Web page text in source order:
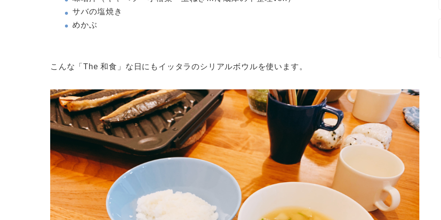
サバの塩焼き
めかぶ
こんな「The 和食」な日にもイッタラのシリアルボウルを使います。